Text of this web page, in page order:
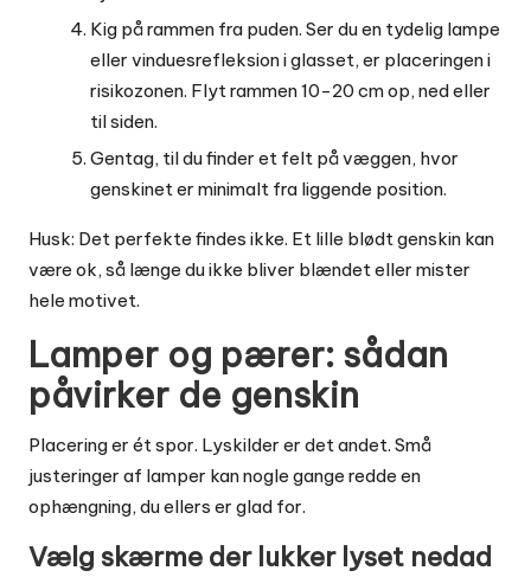
Kig på rammen fra puden. Ser du en tydelig lampe
eller vinduesrefleksion i glasset, er placeringen i
risikozonen. Flyt rammen 10-20 cm op, ned eller
til siden.
Gentag, til du finder et felt på væggen, hvor
genskinet er minimalt fra liggende position.
Husk: Det perfekte findes ikke. Et lille blødt genskin kan
være ok, så længe du ikke bliver blændet eller mister
hele motivet.
Lamper og pærer: sådan
påvirker de genskin
Placering er ét spor. Lyskilder er det andet. Små
justeringer af lamper kan nogle gange redde en
ophængning, du ellers er glad for.
Vælg skærme der lukker lyset nedad